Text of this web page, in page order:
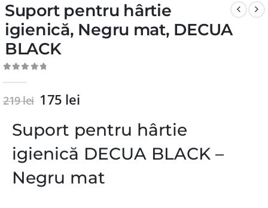
Suport pentru hârtie
igienică, Negru mat, DECUA
BLACK
219lei 175 lei
Suport pentru hârtie
igienică DECUA BLACK –
Negru mat